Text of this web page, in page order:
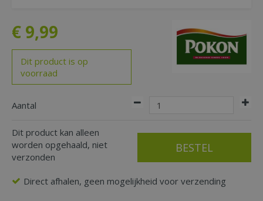
€ 9,99
Dit product is op
voorraad
Aantal
Dit product kan alleen
worden opgehaald, niet
verzonden
Direct afhalen, geen mogelijkheid voor verzending